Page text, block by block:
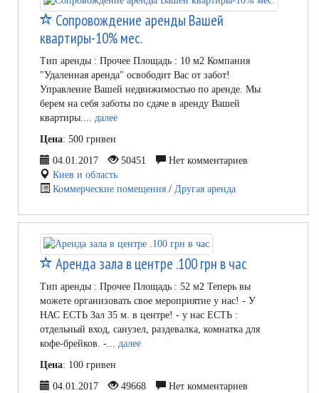
Сопровождение аренды Вашей
квартиры-10% мес.
Тип аренды : Прочее Площадь : 10 м2 Компания
"Удаленная аренда" освободит Вас от забот!
Управление Вашей недвижимостью по аренде. Мы
берем на себя заботы по сдаче в аренду Вашей
квартиры.... далее
Цена: 500 гривен
04.01.2017
50451
Нет комментариев
Киев и область
Коммерческие помещения / Другая аренда
Аренда зала в центре .100 грн в час
Тип аренды : Прочее Площадь : 52 м2 Теперь вы
можете организовать свое мероприятие у нас! - У
НАС ЕСТЬ Зал 35 м. в центре! - у нас ЕСТЬ :
отдельный вход, санузел, раздевалка, комнатка для
кофе-брейков. -... далее
Цена: 100 гривен
04.01.2017
49668
Нет комментариев